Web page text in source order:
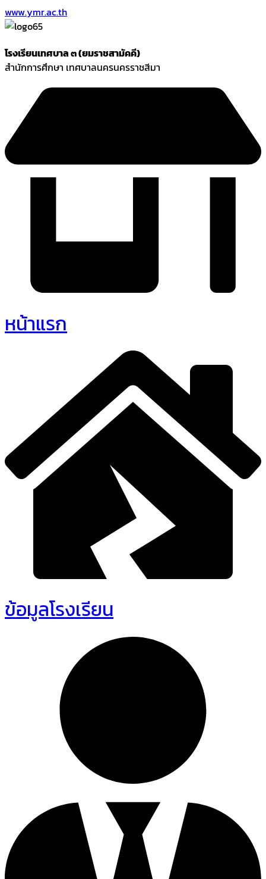
www.ymr.ac.th
โรงเรียนเทศบาล ๓ (ยมราชสามัคคี)
สำนักการศึกษา เทศบาลนครนครราชสีมา
หน้าแรก
ข้อมูลโรงเรียน